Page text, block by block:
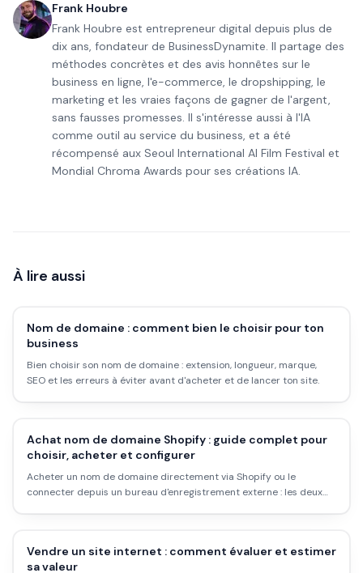
Frank Houbre
Frank Houbre est entrepreneur digital depuis plus de
dix ans, fondateur de BusinessDynamite. Il partage des
méthodes concrètes et des avis honnêtes sur le
business en ligne, l'e-commerce, le dropshipping, le
marketing et les vraies façons de gagner de l'argent,
sans fausses promesses. Il s'intéresse aussi à l'IA
comme outil au service du business, et a été
récompensé aux Seoul International AI Film Festival et
Mondial Chroma Awards pour ses créations IA.
À lire aussi
Nom de domaine : comment bien le choisir pour ton
business
Bien choisir son nom de domaine : extension, longueur, marque,
SEO et les erreurs à éviter avant d'acheter et de lancer ton site.
Achat nom de domaine Shopify : guide complet pour
choisir, acheter et configurer
Acheter un nom de domaine directement via Shopify ou le
connecter depuis un bureau d'enregistrement externe : les deux
Vendre un site internet : comment évaluer et estimer
sa valeur